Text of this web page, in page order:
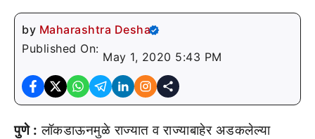
by Maharashtra Desha
Published On:
May 1, 2020 5:43 PM
पुणे : लॉकडाऊनमुळे राज्यात व राज्याबाहेर अडकलेल्या